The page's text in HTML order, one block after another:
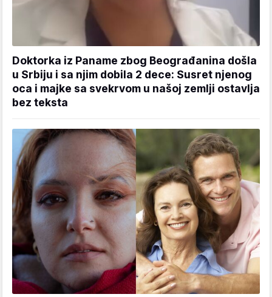
Doktorka iz Paname zbog Beograđanina došla
u Srbiju i sa njim dobila 2 dece: Susret njenog
oca i majke sa svekrvom u našoj zemlji ostavlja
bez teksta